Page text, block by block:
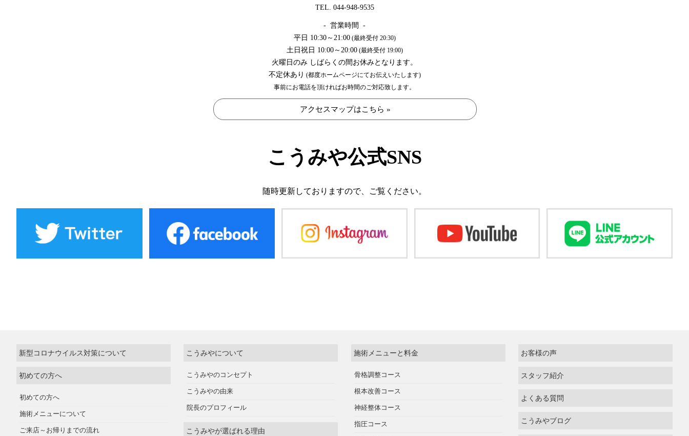
TEL. 044-948-9535
- 営業時間 -
平日 10:30～21:00(最終受付 20:30)
土日祝日 10:00～20:00(最終受付 19:00)
火曜日のみ しばらくの間お休みとなります。
不定休あり (都度ホームページにてお伝えいたします)
事前にお電話を頂ければお時間のご対応致します。
アクセスマップはこちら »
こうみや公式SNS
随時更新しておりますので、 ご覧ください。
新型コロナウイルス対策について
初めての方へ
初めての方へ
施術メニューについて
ご来店～お帰りまでの流れ
こうみやについて
こうみやのコンセプト
こうみやの由来
院長のプロフィール
こうみやが選ばれる理由
施術メニューと料金
骨格調整コース
根本改善コース
神経整体コース
指圧コース
お客様の声
スタッフ紹介
よくある質問
こうみやブログ